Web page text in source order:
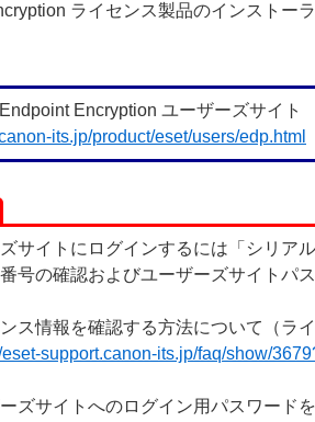
ライセンス製品のインストー
Encryption ユーザーズサイト
its.jp/product/eset/users/edp.html
サイトにログインするには「シリア
号の確認およびユーザーズサイトパ
ス情報を確認する方法について（ラ
eset-support.canon-its.jp/faq/show/
ズサイトへのログイン用パスワード